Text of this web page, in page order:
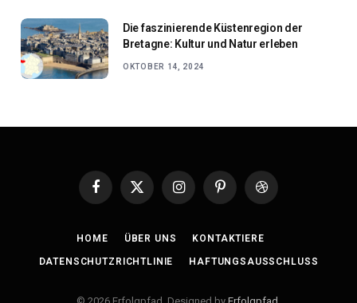
Die faszinierende Küstenregion der
Bretagne: Kultur und Natur erleben
OKTOBER 14, 2024
Facebook
X
InstagramPinterestDribbble
HOME ÜBER UNS KONTAKTIERE
DATENSCHUTZRICHTLINIE HAFTUNGSAUSSCHLUSS